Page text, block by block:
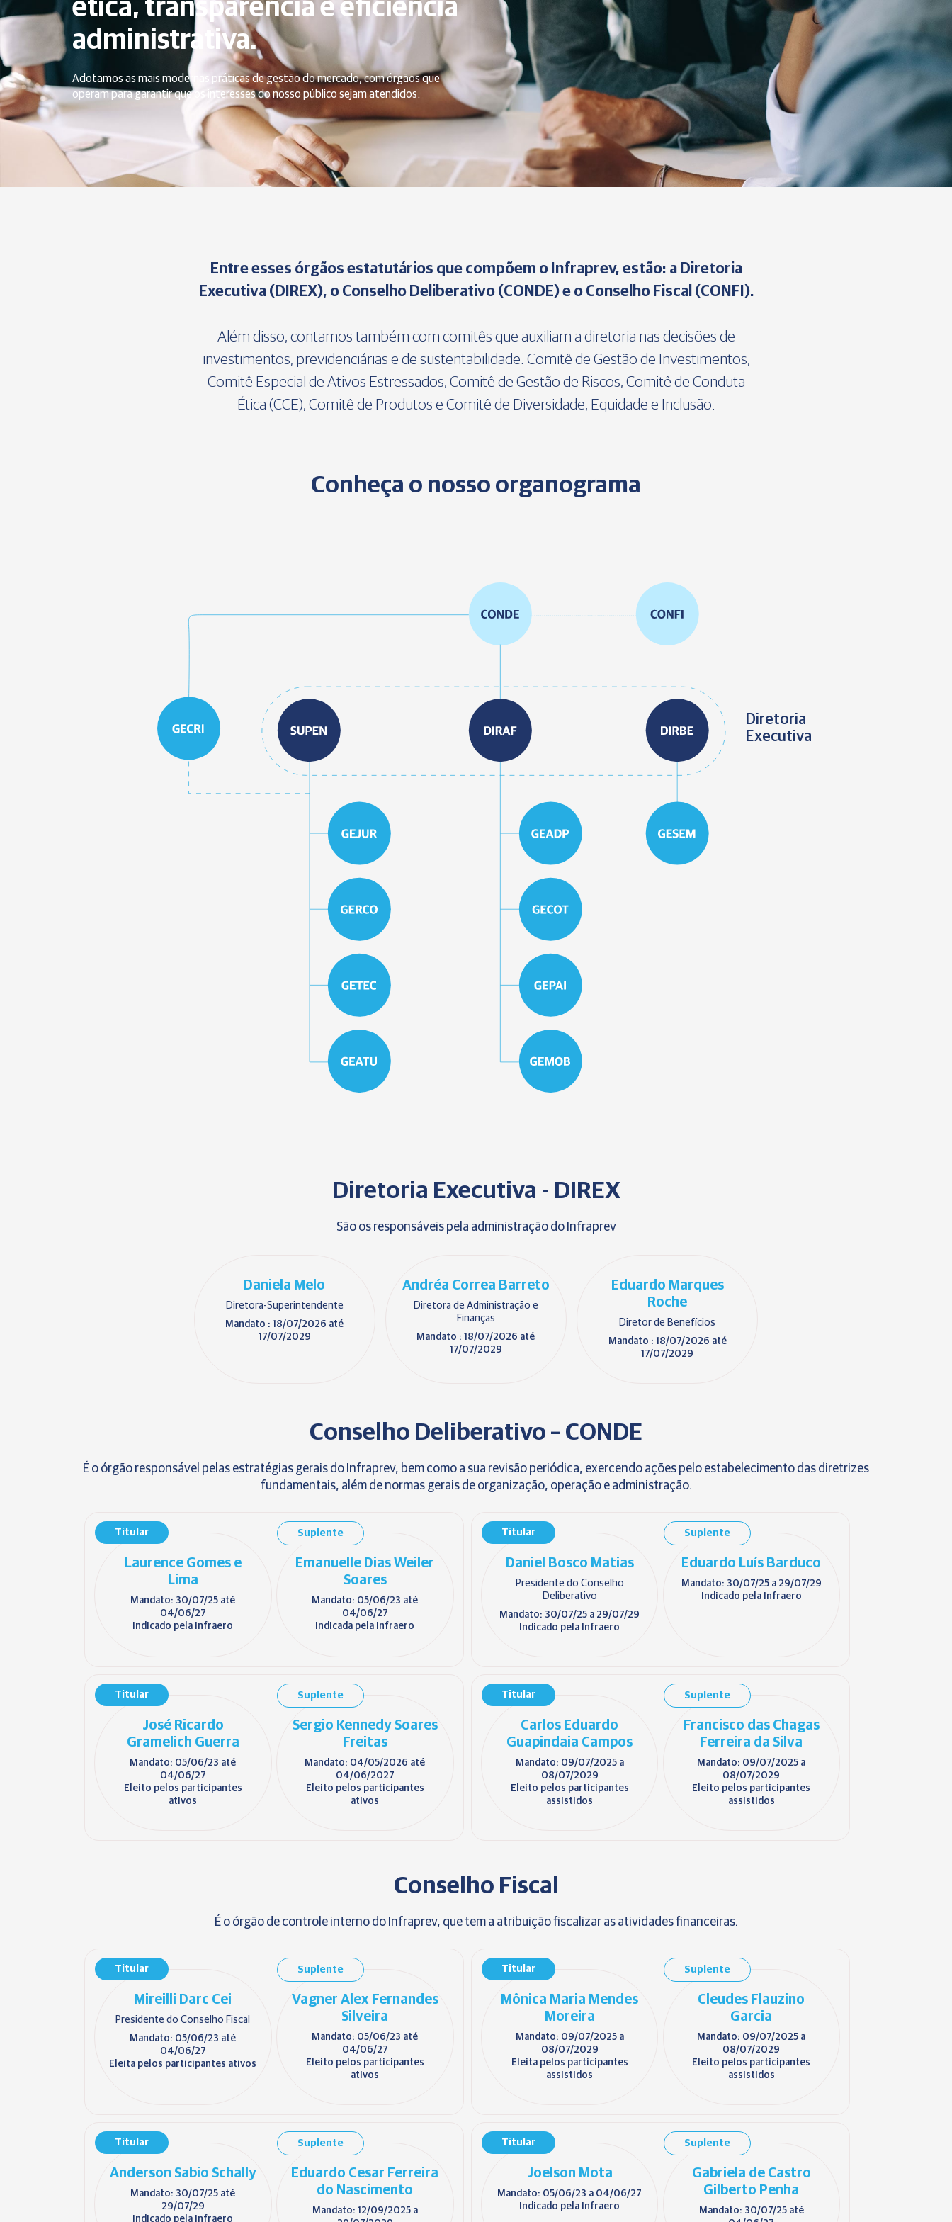
ética, transparência e eficiência
administrativa.
Adotamos as mais modernas práticas de gestão do mercado, com órgãos que
operam para garantir que os interesses do nosso público sejam atendidos.
Entre esses órgãos estatutários que compõem o Infraprev, estão: a Diretoria
Executiva (DIREX), o Conselho Deliberativo (CONDE) e o Conselho Fiscal (CONFI).
Além disso, contamos também com comitês que auxiliam a diretoria nas decisões de
investimentos, previdenciárias e de sustentabilidade: Comitê de Gestão de Investimentos,
Comitê Especial de Ativos Estressados, Comitê de Gestão de Riscos, Comitê de Conduta
Ética (CCE), Comitê de Produtos e Comitê de Diversidade, Equidade e Inclusão.
Conheça o nosso organograma
Diretoria
Executiva
Diretoria Executiva - DIREX
São os responsáveis pela administração do Infraprev
Daniela Melo
Diretora-Superintendente
Mandato : 18/07/2026 até
17/07/2029
Andréa Correa Barreto
Diretora de Administração e
Finanças
Mandato : 18/07/2026 até
17/07/2029
Eduardo Marques
Roche
Diretor de Benefícios
Mandato : 18/07/2026 até
17/07/2029
Conselho Deliberativo – CONDE
É o órgão responsável pelas estratégias gerais do Infraprev, bem como a sua revisão periódica, exercendo ações pelo estabelecimento das diretrizes
fundamentais, além de normas gerais de organização, operação e administração.
Titular
Laurence Gomes e
Lima
Mandato: 30/07/25 até
04/06/27
Indicado pela Infraero
Suplente
Emanuelle Dias Weiler
Soares
Mandato: 05/06/23 até
04/06/27
Indicada pela Infraero
Titular
Daniel Bosco Matias
Presidente do Conselho
Deliberativo
Mandato: 30/07/25 a 29/07/29
Indicado pela Infraero
Suplente
Eduardo Luís Barduco
Mandato: 30/07/25 a 29/07/29
Indicado pela Infraero
Titular
José Ricardo
Gramelich Guerra
Mandato: 05/06/23 até
04/06/27
Eleito pelos participantes
ativos
Suplente
Sergio Kennedy Soares
Freitas
Mandato: 04/05/2026 até
04/06/2027
Eleito pelos participantes
ativos
Titular
Carlos Eduardo
Guapindaia Campos
Mandato: 09/07/2025 a
08/07/2029
Eleito pelos participantes
assistidos
Suplente
Francisco das Chagas
Ferreira da Silva
Mandato: 09/07/2025 a
08/07/2029
Eleito pelos participantes
assistidos
Conselho Fiscal
É o órgão de controle interno do Infraprev, que tem a atribuição fiscalizar as atividades financeiras.
Titular
Mireilli Darc Cei
Presidente do Conselho Fiscal
Mandato: 05/06/23 até
04/06/27
Eleita pelos participantes ativos
Suplente
Vagner Alex Fernandes
Silveira
Mandato: 05/06/23 até
04/06/27
Eleito pelos participantes
ativos
Titular
Mônica Maria Mendes
Moreira
Mandato: 09/07/2025 a
08/07/2029
Eleita pelos participantes
assistidos
Suplente
Cleudes Flauzino
Garcia
Mandato: 09/07/2025 a
08/07/2029
Eleito pelos participantes
assistidos
Titular
Anderson Sabio Schally
Mandato: 30/07/25 até
29/07/29
Indicado pela Infraero
Suplente
Eduardo Cesar Ferreira
do Nascimento
Mandato: 12/09/2025 a
Titular
Joelson Mota
Mandato: 05/06/23 a 04/06/27
Indicado pela Infraero
Suplente
Gabriela de Castro
Gilberto Penha
Mandato: 30/07/25 até